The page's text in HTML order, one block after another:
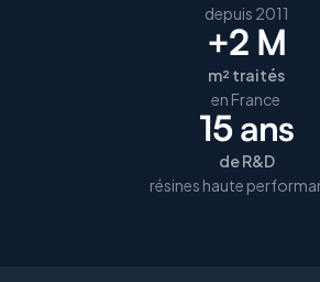
depuis 2011
+2 M
m² traités
en France
15 ans
de R&D
résines haute